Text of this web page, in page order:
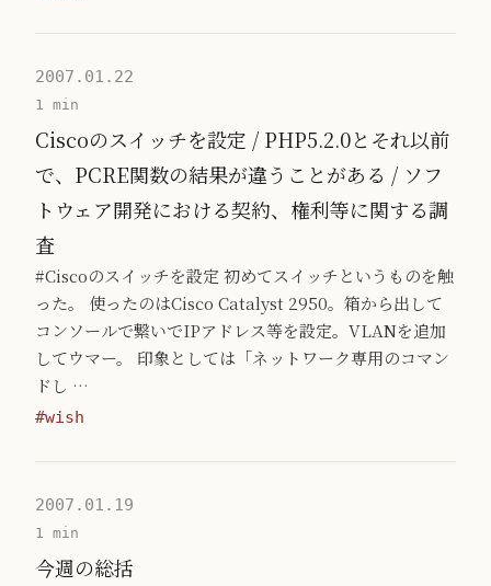
2007.01.22
1 min
Ciscoのスイッチを設定 / PHP5.2.0とそれ以前
で、PCRE関数の結果が違うことがある / ソフ
トウェア開発における契約、権利等に関する調
査
#Ciscoのスイッチを設定 初めてスイッチというものを触
った。 使ったのはCisco Catalyst 2950。箱から出して
コンソールで繋いでIPアドレス等を設定。VLANを追加
してウマー。 印象としては「ネットワーク専用のコマン
ドし …
#wish
2007.01.19
1 min
今週の総括